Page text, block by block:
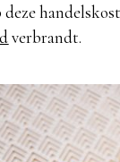
verbrandt.